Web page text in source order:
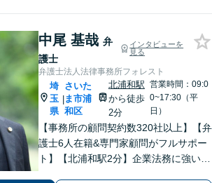
中尾 基哉 弁
護士
インタビューを
見る
弁護士法人法律事務所フォレスト
埼
玉
県
|
さいた
ま市浦
和区
北浦和駅
から徒歩
2分
営業時間：09:0
0~17:30（平
日）
【事務所の顧問契約数320社以上】【弁
護士6人在籍&専門家顧問がフルサポー
ト】【北浦和駅2分】企業法務に強い弁